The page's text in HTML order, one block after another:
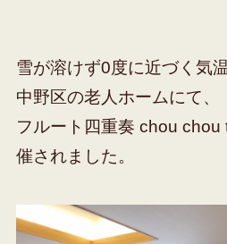
雪が溶けず0度に近づく気温
中野区の老人ホームにて、
フルート四重奏 chou chou
催されました。